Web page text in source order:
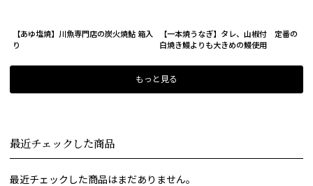
【あゆ塩焼】川魚専門店の炭火焼鮎 箱入
り
【一本焼うなぎ】タレ、山椒付 定番の
白焼き鰻よりも大きめの鰻使用
もっと見る
最近チェックした商品
最近チェックした商品はまだありません。